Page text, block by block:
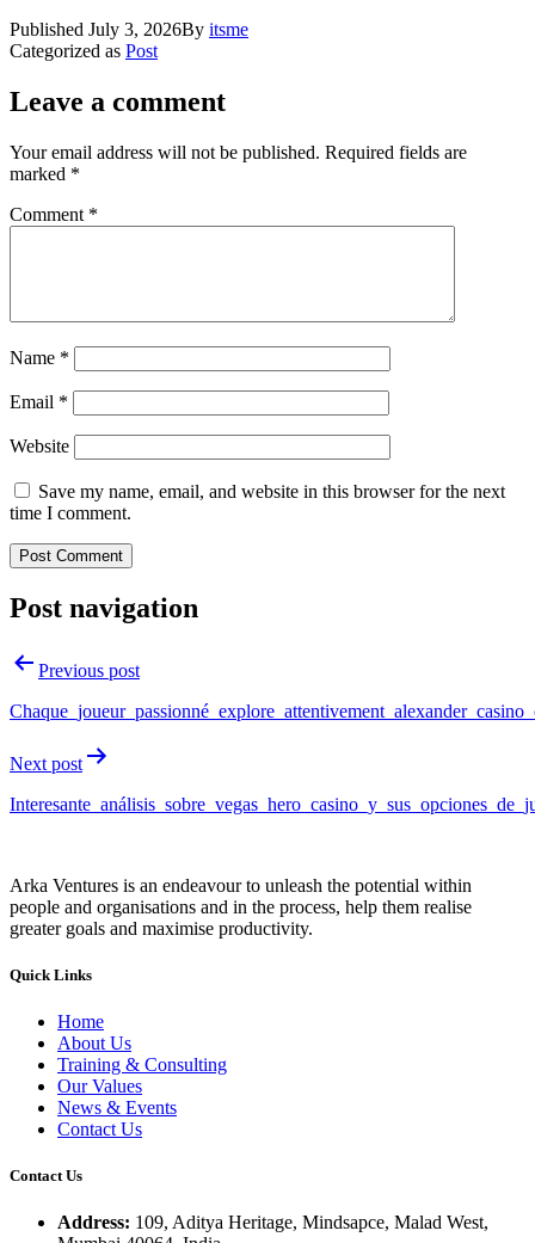
Published July 3, 2026By itsme
Categorized as Post
Leave a comment
Your email address will not be published. Required fields are
marked *
Comment *
Name *
Email *
Website
Save my name, email, and website in this browser for the next
time I comment.
Post navigation
Previous post
Next post
Arka Ventures is an endeavour to unleash the potential within
people and organisations and in the process, help them realise
greater goals and maximise productivity.
Quick Links
Home
About Us
Training & Consulting
Our Values
News & Events
Contact Us
Contact Us
Address: 109, Aditya Heritage, Mindsapce, Malad West,